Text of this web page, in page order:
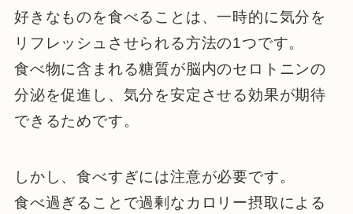
好きなものを食べることは、一時的に気分を
リフレッシュさせられる方法の1つです。
食べ物に含まれる糖質が脳内のセロトニンの
分泌を促進し、気分を安定させる効果が期待
できるためです。
しかし、食べすぎには注意が必要です。
食べ過ぎることで過剰なカロリー摂取による